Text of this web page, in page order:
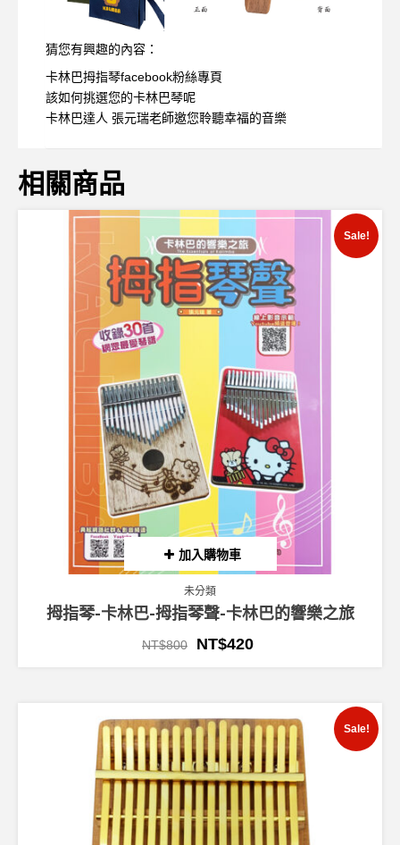
猜您有興趣的內容：
卡林巴拇指琴facebook粉絲專頁
該如何挑選您的卡林巴琴呢
卡林巴達人 張元瑞老師邀您聆聽幸福的音樂
相關商品
加入購物車
Sale!
未分類
拇指琴-卡林巴-拇指琴聲-卡林巴的響樂之旅
NT$800 NT$420
Sale!